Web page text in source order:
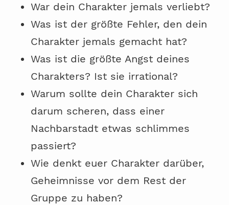
War dein Charakter jemals verliebt?
Was ist der größte Fehler, den dein
Charakter jemals gemacht hat?
Was ist die größte Angst deines
Charakters? Ist sie irrational?
Warum sollte dein Charakter sich
darum scheren, dass einer
Nachbarstadt etwas schlimmes
passiert?
Wie denkt euer Charakter darüber,
Geheimnisse vor dem Rest der
Gruppe zu haben?